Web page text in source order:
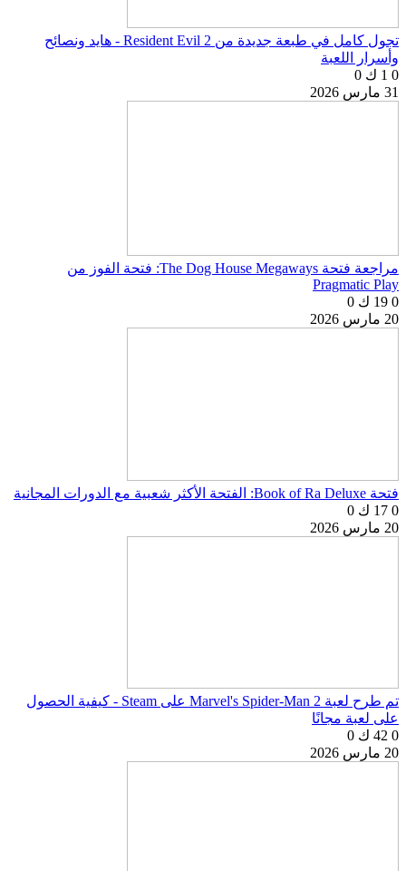
تجول كامل في طبعة جديدة من Resident Evil 2 - هايد ونصائح
وأسرار اللعبة
0 1 ك
0
31 مارس 2026
مراجعة فتحة The Dog House Megaways: فتحة الفوز من
Pragmatic Play
0 19 ك
0
20 مارس 2026
فتحة Book of Ra Deluxe: الفتحة الأكثر شعبية مع الدورات المجانية
0 17 ك
0
20 مارس 2026
تم طرح لعبة Marvel's Spider-Man 2 على Steam - كيفية الحصول
على لعبة مجانًا
0 42 ك
0
20 مارس 2026